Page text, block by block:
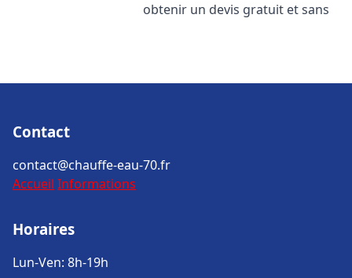
obtenir un devis gratuit et sans
Contact
contact@chauffe-eau-70.fr
Accueil Informations
Horaires
Lun-Ven: 8h-19h